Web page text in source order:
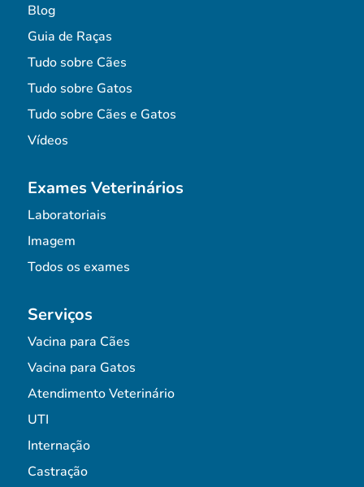
Blog
Guia de Raças
Tudo sobre Cães
Tudo sobre Gatos
Tudo sobre Cães e Gatos
Vídeos
Exames Veterinários
Laboratoriais
Imagem
Todos os exames
Serviços
Vacina para Cães
Vacina para Gatos
Atendimento Veterinário
UTI
Internação
Castração